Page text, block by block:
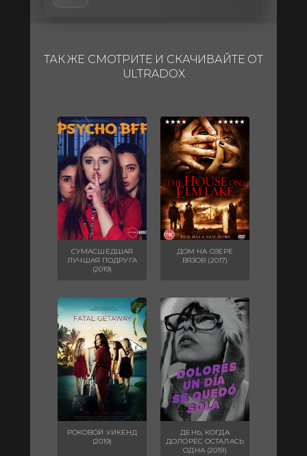
ТАК ЖЕ СМОТРИТЕ И СКАЧИВАЙТЕ ОТ
ULTRADOX
СУМАСШЕДШАЯ
ЛУЧШАЯ ПОДРУГА
(2019)
ДОМ НА ОЗЕРЕ
ВЯЗОВ (2017)
РОКОВОЙ УИКЕНД
(2019)
ДЕНЬ, КОГДА
ДОЛОРЕС ОСТАЛАСЬ
ОДНА (2019)